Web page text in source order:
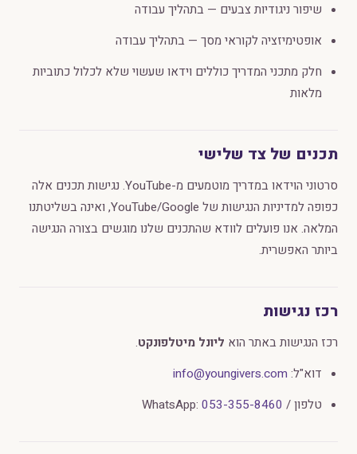
שיפור ניגודיות צבעים — בתהליך עבודה
אופטימיזציה לקוראי מסך — בתהליך עבודה
חלק מתכני המדריך כוללים וידאו שעשוי שלא לכלול כתוביות
מלאות
תכנים של צד שלישי
סרטוני הוידאו במדריך מוטמעים מ-YouTube. נגישות תכנים אלה
כפופה למדיניות הנגישות של YouTube/Google, ואינה בשליטתנו
המלאה. אנו פועלים לוודא שהתכנים שלנו מוגשים בצורה הנגישה
ביותר האפשרית.
רכז נגישות
רכז הנגישות באתר הוא ליונל מיטלפונקט.
דוא"ל: info@youngivers.com
טלפון / WhatsApp: 053-355-8460